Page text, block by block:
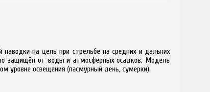
на цель при стрельбе на средних и дальних
защищён от воды и атмосферных осадков. Модель
уровне освещения (пасмурный день, сумерки).